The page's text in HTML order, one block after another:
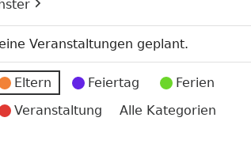
THERAPEUTINNENERGÄNZENDE BETREUUNG
KINDERSCHUTZ
Veranstaltungen geplant.
Eltern Feiertag
Ferien
Veranstaltung
Alle Kategorien